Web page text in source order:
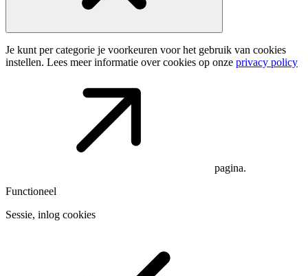
Je kunt per categorie je voorkeuren voor het gebruik van cookies
instellen. Lees meer informatie over cookies op onze privacy policy
pagina.
Functioneel
Sessie, inlog cookies